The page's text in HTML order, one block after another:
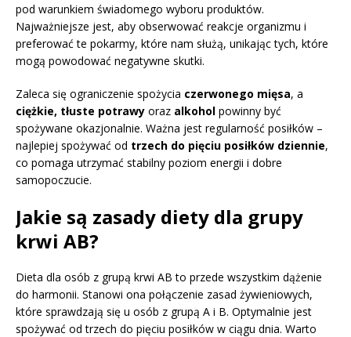
pod warunkiem świadomego wyboru produktów.
Najważniejsze jest, aby obserwować reakcje organizmu i
preferować te pokarmy, które nam służą, unikając tych, które
mogą powodować negatywne skutki.
Zaleca się ograniczenie spożycia czerwonego mięsa, a
ciężkie, tłuste potrawy oraz alkohol powinny być
spożywane okazjonalnie. Ważna jest regularność posiłków –
najlepiej spożywać od trzech do pięciu posiłków dziennie,
co pomaga utrzymać stabilny poziom energii i dobre
samopoczucie.
Jakie są zasady diety dla grupy
krwi AB?
Dieta dla osób z grupą krwi AB to przede wszystkim dążenie
do harmonii. Stanowi ona połączenie zasad żywieniowych,
które sprawdzają się u osób z grupą A i B. Optymalnie jest
spożywać od trzech do pięciu posiłków w ciągu dnia. Warto